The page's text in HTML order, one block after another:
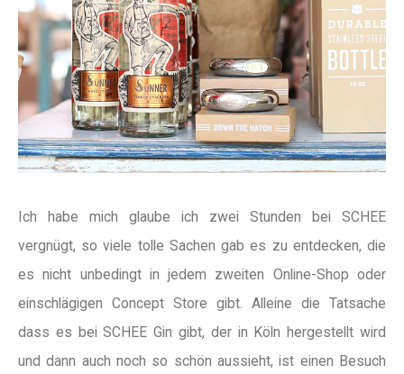
Ich habe mich glaube ich zwei Stunden bei SCHEE
vergnügt, so viele tolle Sachen gab es zu entdecken, die
es nicht unbedingt in jedem zweiten Online-Shop oder
einschlägigen Concept Store gibt. Alleine die Tatsache
dass es bei SCHEE Gin gibt, der in Köln hergestellt wird
und dann auch noch so schön aussieht, ist einen Besuch